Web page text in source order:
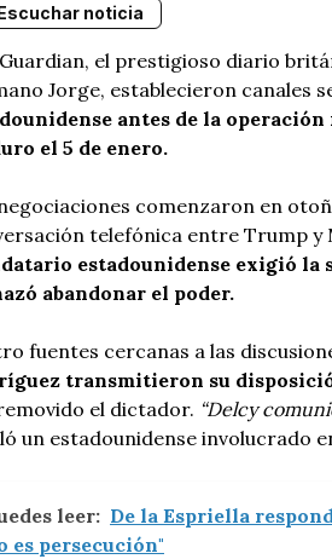
noticia
el prestigioso diario
Jorge, establecieron canales
antes de la
el 5 de enero.
comenzaron en
telefónica entre Trump y
estadounidense exigió la
abandonar el poder.
fuentes cercanas a las
transmitieron su
el dictador. “Delcy
un estadounidense involucrado
leer: De la Espriella
es persecución"